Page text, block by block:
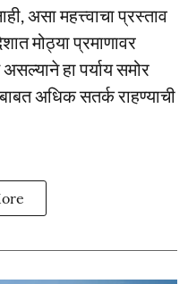
असा महत्त्वाचा प्रस्ताव
मोठ्या प्रमाणावर
हा पर्याय समोर
अधिक सतर्क राहण्याची